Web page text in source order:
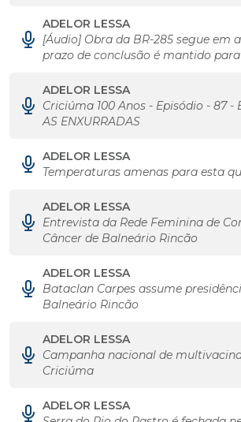
ADELOR LESSA
[Áudio] Obra da BR-285 segue em
prazo de conclusão é mantido
ADELOR LESSA
Criciúma 100 Anos - Episódio - 87 -
AS ENXURRADAS
ADELOR LESSA
Temperaturas amenas para esta
ADELOR LESSA
Entrevista da Rede Feminina de
Câncer de Balneário Rincão
ADELOR LESSA
Bataclan Carpes assume
Balneário Rincão
ADELOR LESSA
Campanha nacional de
Criciúma
ADELOR LESSA